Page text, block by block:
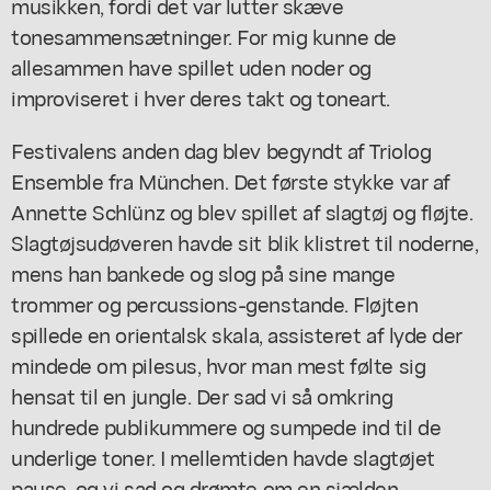
tonesammensætninger. For mig kunne de
allesammen have spillet uden noder og
improviseret i hver deres takt og toneart.
Festivalens anden dag blev begyndt af Triolog
Ensemble fra München. Det første stykke var af
Annette Schlünz og blev spillet af slagtøj og fløjte.
Slagtøjsudøveren havde sit blik klistret til noderne,
mens han bankede og slog på sine mange
trommer og percussions-genstande. Fløjten
spillede en orientalsk skala, assisteret af lyde der
mindede om pilesus, hvor man mest følte sig
hensat til en jungle. Der sad vi så omkring
hundrede publikummere og sumpede ind til de
underlige toner. I mellemtiden havde slagtøjet